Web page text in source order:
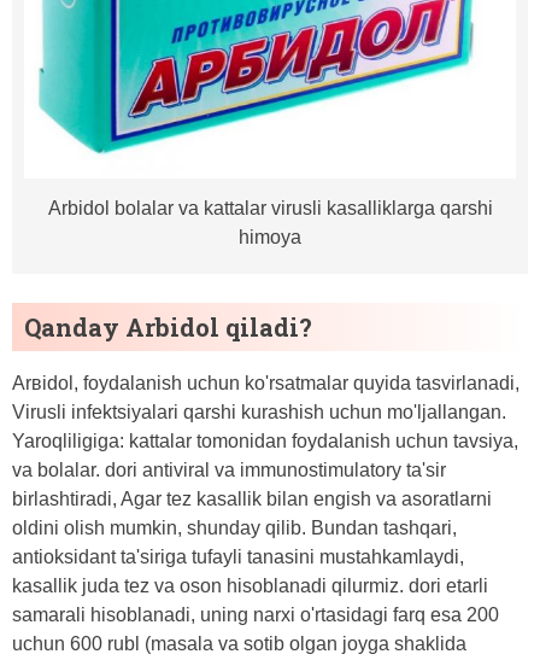
Arbidol bolalar va kattalar virusli kasalliklarga qarshi
himoya
Qanday Arbidol qiladi?
Arʙidol, foydalanish uchun ko'rsatmalar quyida tasvirlanadi,
Virusli infektsiyalari qarshi kurashish uchun mo'ljallangan.
Yaroqliligiga: kattalar tomonidan foydalanish uchun tavsiya,
va bolalar. dori antiviral va immunostimulatory ta'sir
birlashtiradi, Agar tez kasallik bilan engish va asoratlarni
oldini olish mumkin, shunday qilib. Bundan tashqari,
antioksidant ta'siriga tufayli tanasini mustahkamlaydi,
kasallik juda tez va oson hisoblanadi qilurmiz. dori etarli
samarali hisoblanadi, uning narxi o'rtasidagi farq esa 200
uchun 600 rubl (masala va sotib olgan joyga shaklida